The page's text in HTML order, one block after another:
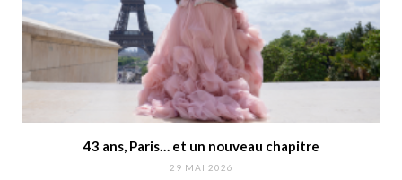
43 ans, Paris… et un nouveau chapitre
29 MAI 2026